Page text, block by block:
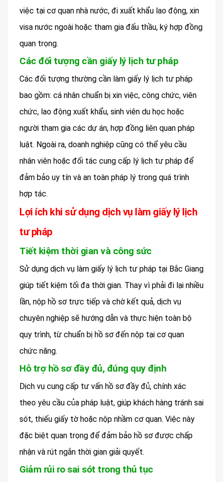
việc tại cơ quan nhà nước, đi xuất khẩu lao động, xin
visa nước ngoài hoặc tham gia đấu thầu, ký hợp đồng
quan trọng.
Các đối tượng cần giấy lý lịch tư pháp
Các đối tượng thường cần làm giấy lý lịch tư pháp
bao gồm: cá nhân chuẩn bị xin việc, công chức, viên
chức, lao động xuất khẩu, sinh viên du học hoặc
người tham gia các dự án, hợp đồng liên quan pháp
luật. Ngoài ra, doanh nghiệp cũng có thể yêu cầu
nhân viên hoặc đối tác cung cấp lý lịch tư pháp để
đảm bảo uy tín và an toàn pháp lý trong quá trình
hợp tác.
Lợi ích khi sử dụng dịch vụ làm giấy lý lịch
tư pháp
Tiết kiệm thời gian và công sức
Sử dụng dịch vụ làm giấy lý lịch tư pháp tại Bắc Giang
giúp tiết kiệm tối đa thời gian. Thay vì phải đi lại nhiều
lần, nộp hồ sơ trực tiếp và chờ kết quả, dịch vụ
chuyên nghiệp sẽ hướng dẫn và thực hiện toàn bộ
quy trình, từ chuẩn bị hồ sơ đến nộp tại cơ quan
chức năng.
Hỗ trợ hồ sơ đầy đủ, đúng quy định
Dịch vụ cung cấp tư vấn hồ sơ đầy đủ, chính xác
theo yêu cầu của pháp luật, giúp khách hàng tránh sai
sót, thiếu giấy tờ hoặc nộp nhầm cơ quan. Việc này
đặc biệt quan trọng để đảm bảo hồ sơ được chấp
nhận và rút ngắn thời gian giải quyết.
Giảm rủi ro sai sót trong thủ tục